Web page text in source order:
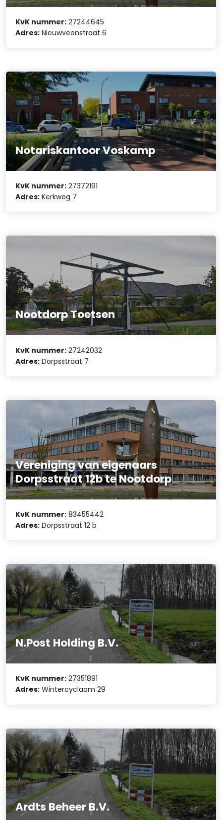
KvK nummer: 27244645
Adres: Nieuwveenstraat 6
Notariskantoor Voskamp
KvK nummer: 27372191
Adres: Kerkweg 7
Nootdorp Toetsen
KvK nummer: 27242032
Adres: Dorpsstraat 7
Vereniging van eigenaars
Dorpsstraat 12b te Nootdorp
KvK nummer: 83455442
Adres: Dorpsstraat 12 b
N.Post Holding B.V.
KvK nummer: 27351891
Adres: Wintercyclaam 29
Ardts Beheer B.V.